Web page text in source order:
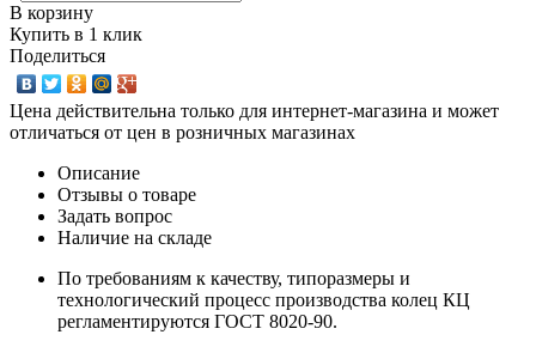
В корзину
Купить в 1 клик
Поделиться
Цена действительна только для интернет-магазина и может
отличаться от цен в розничных магазинах
Описание
Отзывы о товаре
Задать вопрос
Наличие на складе
По требованиям к качеству, типоразмеры и
технологический процесс производства колец КЦ
регламентируются ГОСТ 8020-90.